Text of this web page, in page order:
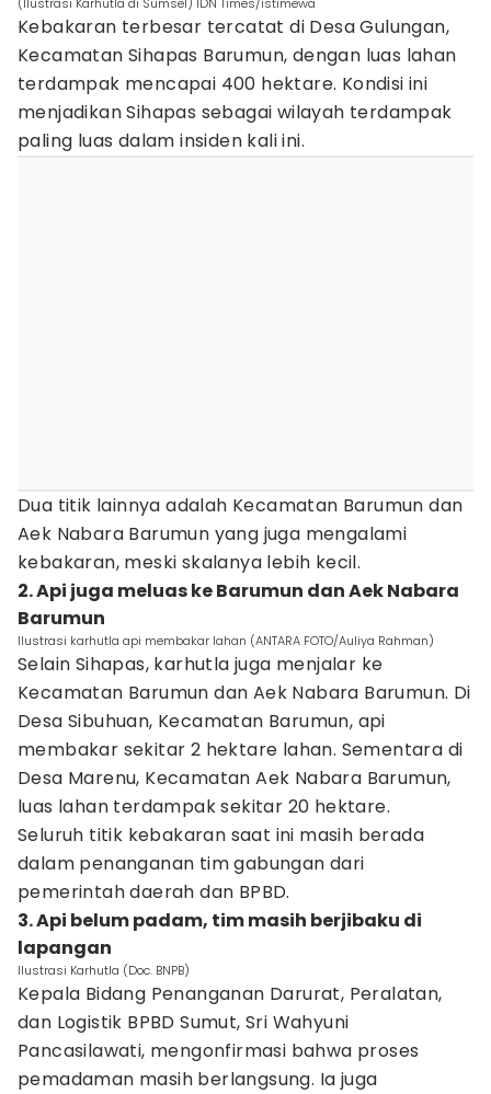
Kebakaran terbesar tercatat di Desa Gulungan,
Kecamatan Sihapas Barumun, dengan luas lahan
terdampak mencapai 400 hektare. Kondisi ini
menjadikan Sihapas sebagai wilayah terdampak
paling luas dalam insiden kali ini.
Dua titik lainnya adalah Kecamatan Barumun dan
Aek Nabara Barumun yang juga mengalami
kebakaran, meski skalanya lebih kecil.
2. Api juga meluas ke Barumun dan Aek Nabara
Barumun
Ilustrasi karhutla api membakar lahan (ANTARA FOTO/Auliya Rahman)
Selain Sihapas, karhutla juga menjalar ke
Kecamatan Barumun dan Aek Nabara Barumun. Di
Desa Sibuhuan, Kecamatan Barumun, api
membakar sekitar 2 hektare lahan. Sementara di
Desa Marenu, Kecamatan Aek Nabara Barumun,
luas lahan terdampak sekitar 20 hektare.
Seluruh titik kebakaran saat ini masih berada
dalam penanganan tim gabungan dari
pemerintah daerah dan BPBD.
3. Api belum padam, tim masih berjibaku di
lapangan
Ilustrasi Karhutla (Doc. BNPB)
Kepala Bidang Penanganan Darurat, Peralatan,
dan Logistik BPBD Sumut, Sri Wahyuni
Pancasilawati, mengonfirmasi bahwa proses
pemadaman masih berlangsung. Ia juga